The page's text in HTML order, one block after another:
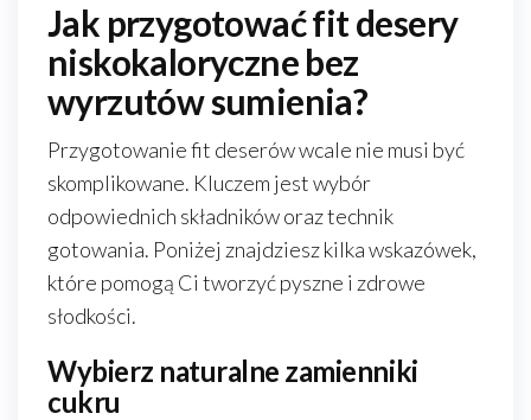
Jak przygotować fit desery
niskokaloryczne bez
wyrzutów sumienia?
Przygotowanie fit deserów wcale nie musi być
skomplikowane. Kluczem jest wybór
odpowiednich składników oraz technik
gotowania. Poniżej znajdziesz kilka wskazówek,
które pomogą Ci tworzyć pyszne i zdrowe
słodkości.
Wybierz naturalne zamienniki
cukru